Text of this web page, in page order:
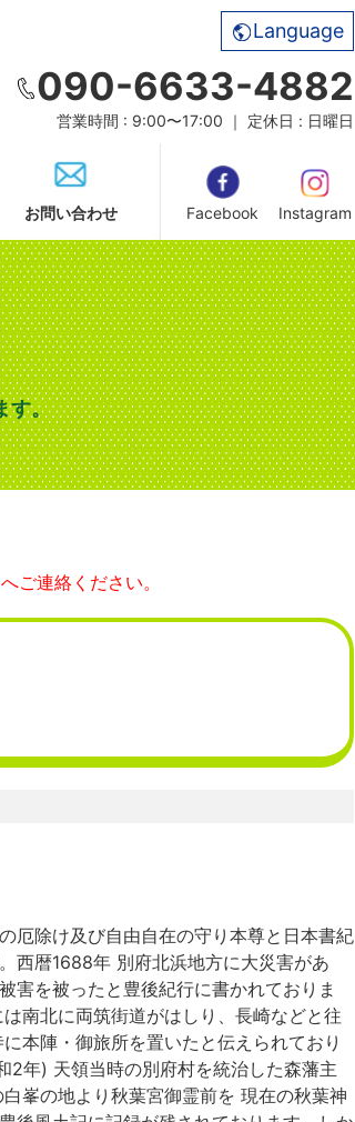
Language
090-6633-4882
営業時間 : 9:00〜17:00 ｜ 定休日 : 日曜日
お問い合わせ Facebook Instagram
す。
ご連絡ください。
厄除け及び自由自在の守り本尊と日本書紀
西暦1688年 別府北浜地方に大災害があ
害を被ったと豊後紀行に書かれておりま
南北に両筑街道がはしり、長崎などと往
本陣・御旅所を置いたと伝えられており
2年) 天領当時の別府村を統治した森藩主
峯の地より秋葉宮御霊前を 現在の秋葉神